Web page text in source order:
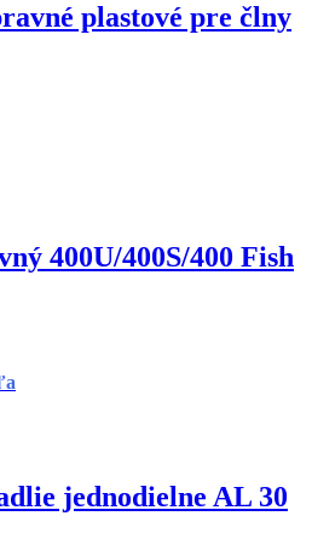
plastové pre člny
400U/400S/400 Fish
jednodielne AL 30